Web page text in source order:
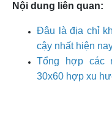
Nội dung liên quan:
Đâu là địa chỉ
cậy nhất hiện
Tổng hợp các
30x60 hợp xu